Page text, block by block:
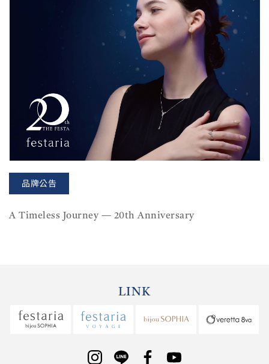
品牌公告
A Timeless Journey — 20th Anniversary
LINK